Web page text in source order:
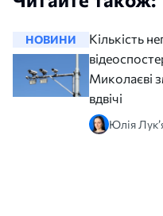
НОВИНИ
Кількість
Миколаєві
вдвічі
Юлія